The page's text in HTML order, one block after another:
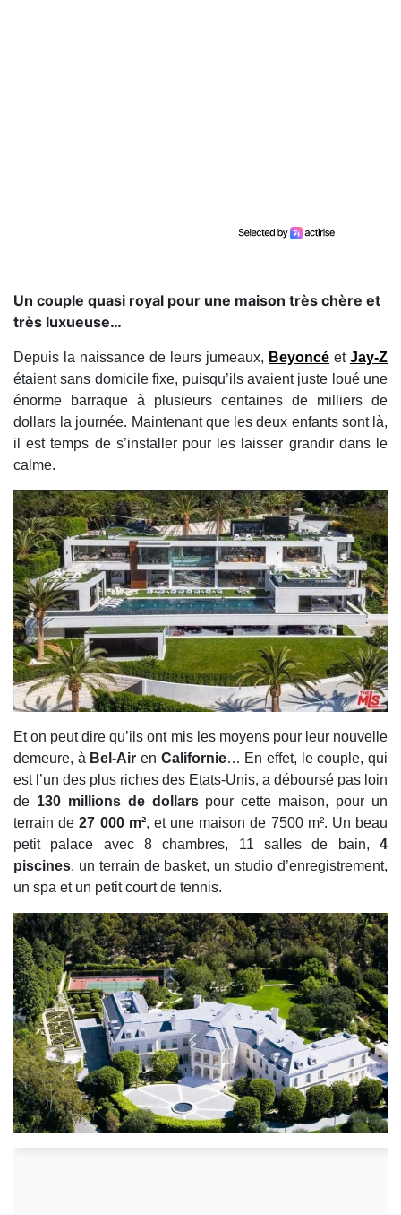
​Un couple quasi royal pour une maison très chère et
très luxueuse…
Depuis la naissance de leurs jumeaux, Beyoncé et Jay-Z
étaient sans domicile fixe, puisqu’ils avaient juste loué une
énorme barraque à plusieurs centaines de milliers de
dollars la journée. Maintenant que les deux enfants sont là,
il est temps de s’installer pour les laisser grandir dans le
calme.
Et on peut dire qu’ils ont mis les moyens pour leur nouvelle
demeure, à Bel-Airen Californie… En effet, le couple, qui
est l’un des plus riches des Etats-Unis, a déboursé pas loin
de 130 millions de dollarspour cette maison, pour un
terrain de27 000 m², et une maison de 7500 m². Un beau
petit palace avec 8 chambres, 11 salles de bain, 4
piscines, un terrain de basket, un studio d’enregistrement,
un spa et un petit court de tennis.